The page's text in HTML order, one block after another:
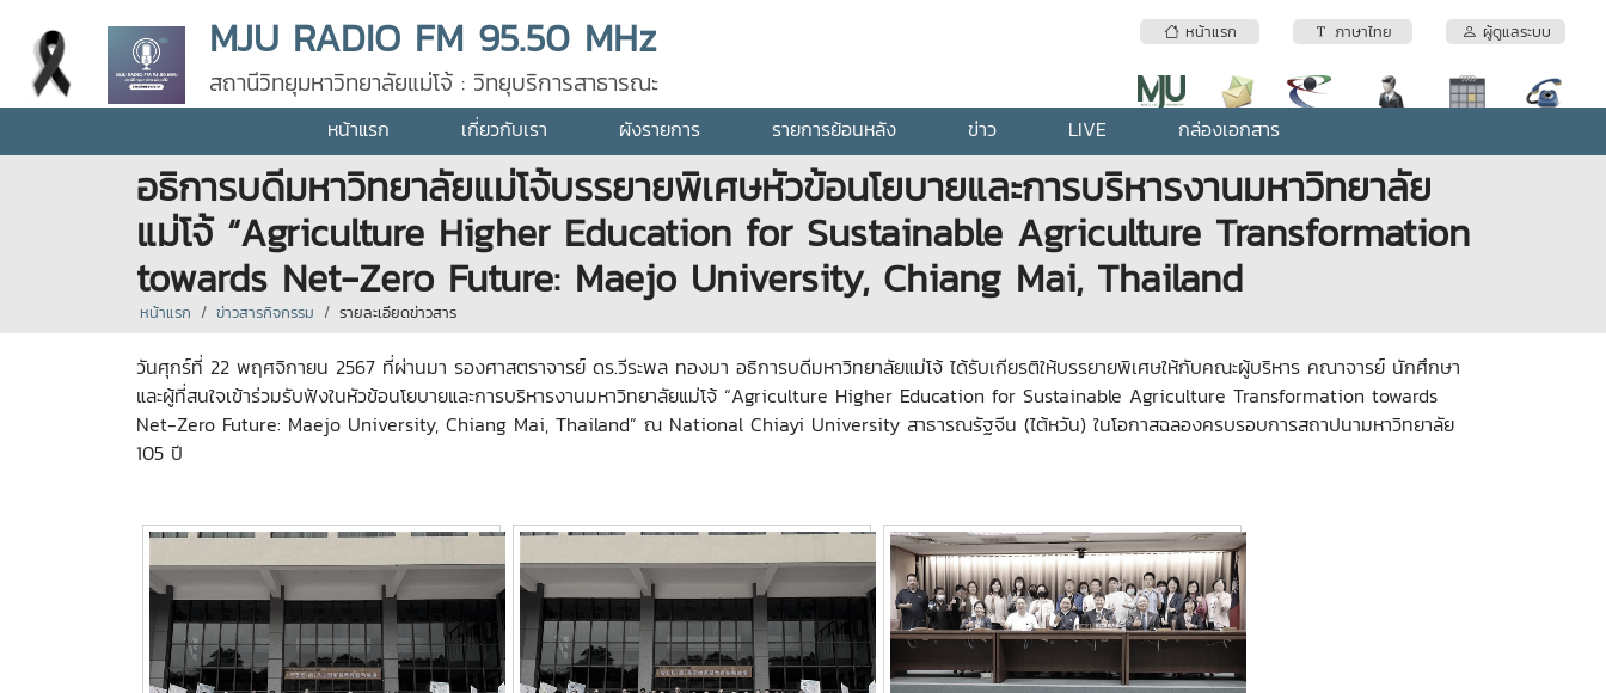
หน้าแรก ภาษาไทย ผู้ดูแลระบบ
MJU RADIO FM 95.50 MHz
สถานีวิทยุมหาวิทยาลัยแม่โจ้ : วิทยุบริการสาธารณะ
หน้าแรก เกี่ยวกับเรา ผังรายการ รายการย้อนหลัง ข่าว LIVE กล่องเอกสาร
อธิการบดีมหาวิทยาลัยแม่โจ้บรรยายพิเศษหัวข้อนโยบายและการบริหารงานมหาวิทยาลัย
แม่โจ้ “Agriculture Higher Education for Sustainable Agriculture Transformation
towards Net-Zero Future: Maejo University, Chiang Mai, Thailand
หน้าแรก ข่าวสารกิจกรรม รายละเอียดข่าวสาร
วันศุกร์ที่ 22 พฤศจิกายน 2567 ที่ผ่านมา รองศาสตราจารย์ ดร.วีระพล ทองมา อธิการบดีมหาวิทยาลัยแม่โจ้ ได้รับเกียรติให้บรรยายพิเศษให้กับคณะผู้บริหาร คณาจารย์ นักศึกษา
และผู้ที่สนใจเข้าร่วมรับฟังในหัวข้อนโยบายและการบริหารงานมหาวิทยาลัยแม่โจ้ “Agriculture Higher Education for Sustainable Agriculture Transformation towards
Net-Zero Future: Maejo University, Chiang Mai, Thailand” ณ National Chiayi University สาธารณรัฐจีน (ไต้หวัน) ในโอกาสฉลองครบรอบการสถาปนามหาวิทยาลัย
105 ปี